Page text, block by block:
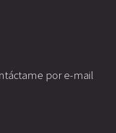
por e-mail